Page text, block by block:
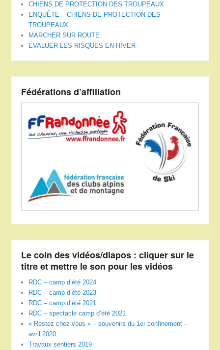
CHIENS DE PROTECTION DES TROUPEAUX
ENQUÊTE – CHIENS DE PROTECTION DES
TROUPEAUX
MARCHER SUR ROUTE
ÉVALUER LES RISQUES EN HIVER
Fédérations d’affiliation
Le coin des vidéos/diapos : cliquer sur le
titre et mettre le son pour les vidéos
RDC – camp d’été 2024
RDC – camp d’été 2023
RDC – camp d’été 2021
RDC – spectacle camp d’été 2021
« Restez chez vous » – souvenirs du 1er confinement –
avril 2020
Travaux sentiers 2019